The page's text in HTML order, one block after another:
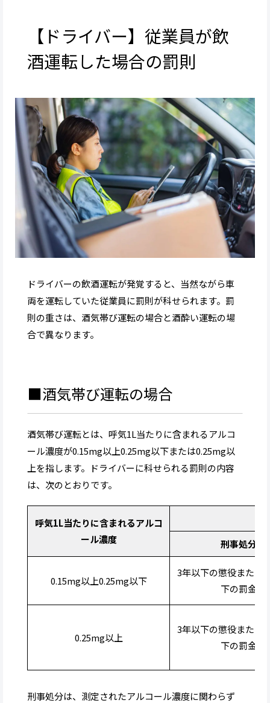
【ドライバー】従業員が飲
酒運転した場合の罰則
ドライバーの飲酒運転が発覚すると、当然ながら車
両を運転していた従業員に罰則が科せられます。罰
則の重さは、酒気帯び運転の場合と酒酔い運転の場
合で異なります。
■酒気帯び運転の場合
酒気帯び運転とは、呼気1L当たりに含まれるアルコ
ール濃度が0.15mg以上0.25mg以下または0.25mg以
上を指します。ドライバーに科せられる罰則の内容
は、次のとおりです。
呼気1L当たりに含まれるアルコ
ール濃度
刑事処分
0.15mg以上0.25mg以下
3年以下の懲役または
下の罰金
0.25mg以上
3年以下の懲役または
下の罰金
刑事処分は、測定されたアルコール濃度に関わらず